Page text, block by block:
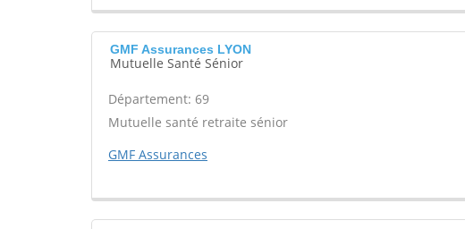
GMF Assurances LYON
Mutuelle Santé Sénior
Département: 69
Mutuelle santé retraite sénior
GMF Assurances